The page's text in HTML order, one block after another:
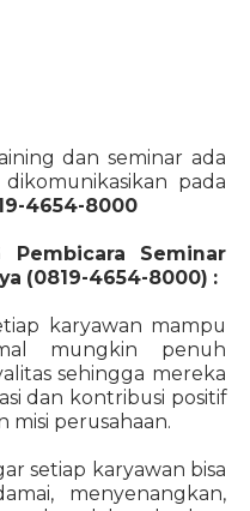
dan seminar ada
pada
4654-8000
Pembicara Seminar
(0819-4654-8000) :
karyawan mampu
mungkin penuh
sehingga mereka
dan kontribusi positif
misi perusahaan.
setiap karyawan bisa
menyenangkan,